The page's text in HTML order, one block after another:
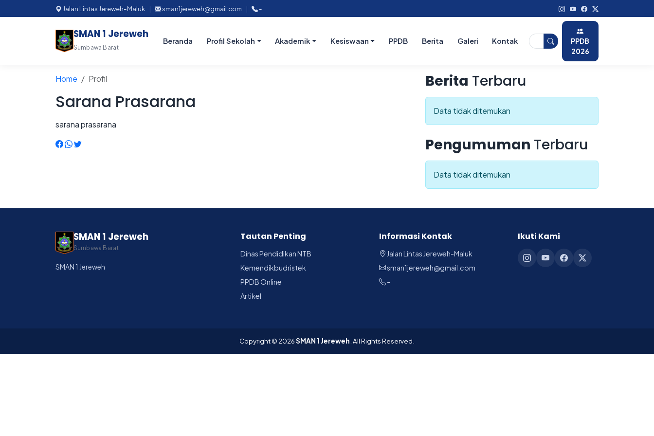
Jalan Lintas Jereweh-Maluk | sman1jereweh@gmail.com | -
SMAN 1 Jereweh
Sumbawa Barat
Beranda Profil Sekolah Akademik Kesiswaan PPDB Berita Galeri Kontak
PPDB
2026
Home Profil
Sarana Prasarana
sarana prasarana
Berita Terbaru
Data tidak ditemukan
Pengumuman Terbaru
Data tidak ditemukan
SMAN 1 Jereweh
Sumbawa Barat
SMAN 1 Jereweh
Tautan Penting
Dinas Pendidikan NTB
Kemendikbudristek
PPDB Online
Artikel
Informasi Kontak
Jalan Lintas Jereweh-Maluk
sman1jereweh@gmail.com
-
Ikuti Kami
Copyright © 2026SMAN 1 Jereweh . All Rights Reserved.